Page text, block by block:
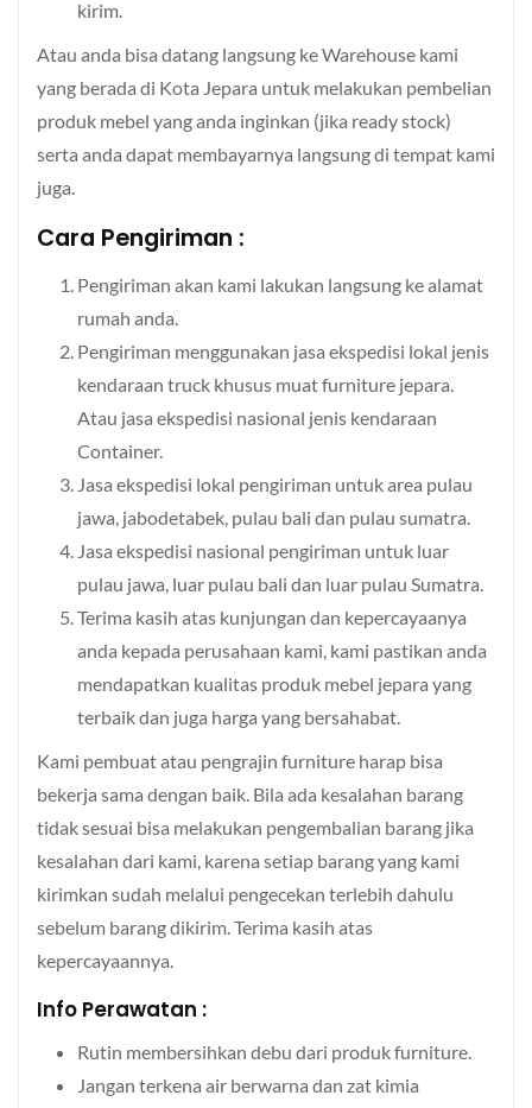
kirim.
Atau anda bisa datang langsung ke Warehouse kami
yang berada di Kota Jepara untuk melakukan pembelian
produk mebel yang anda inginkan (jika ready stock)
serta anda dapat membayarnya langsung di tempat kami
juga.
Cara Pengiriman :
Pengiriman akan kami lakukan langsung ke alamat
rumah anda.
Pengiriman menggunakan jasa ekspedisi lokal jenis
kendaraan truck khusus muat furniture jepara.
Atau jasa ekspedisi nasional jenis kendaraan
Container.
Jasa ekspedisi lokal pengiriman untuk area pulau
jawa, jabodetabek, pulau bali dan pulau sumatra.
Jasa ekspedisi nasional pengiriman untuk luar
pulau jawa, luar pulau bali dan luar pulau Sumatra.
Terima kasih atas kunjungan dan kepercayaanya
anda kepada perusahaan kami, kami pastikan anda
mendapatkan kualitas produk mebel jepara yang
terbaik dan juga harga yang bersahabat.
Kami pembuat atau pengrajin furniture harap bisa
bekerja sama dengan baik. Bila ada kesalahan barang
tidak sesuai bisa melakukan pengembalian barang jika
kesalahan dari kami, karena setiap barang yang kami
kirimkan sudah melalui pengecekan terlebih dahulu
sebelum barang dikirim. Terima kasih atas
kepercayaannya.
Info Perawatan :
Rutin membersihkan debu dari produk furniture.
Jangan terkena air berwarna dan zat kimia